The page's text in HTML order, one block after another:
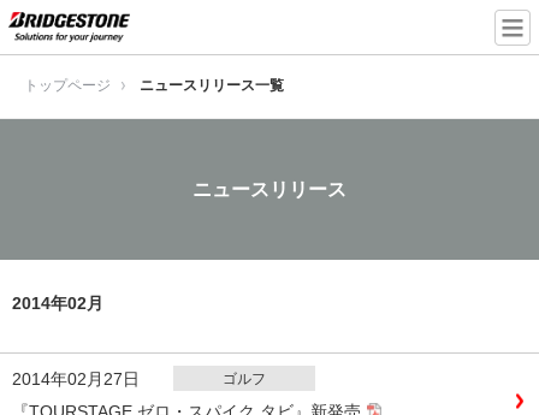
トップページ ニュースリリース一覧
ニュースリリース
2014年02月
2014年02月27日 ゴルフ